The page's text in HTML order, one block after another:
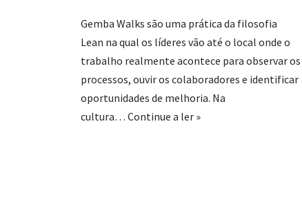
Gemba Walks são uma prática da filosofia
Lean na qual os líderes vão até o local onde o
trabalho realmente acontece para observar os
processos, ouvir os colaboradores e identificar
oportunidades de melhoria. Na
cultura… Continue a ler »